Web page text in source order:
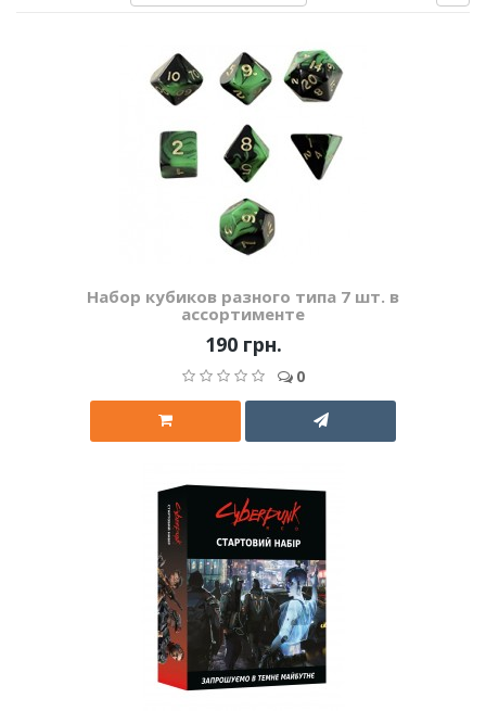
Набор кубиков разного типа 7 шт. в
ассортименте
190 грн.
0